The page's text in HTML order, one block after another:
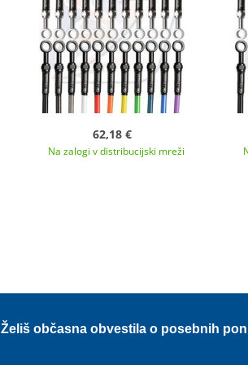
62,18 €
Na zalogi v distribucijski mreži
Želiš občasna obvestila o posebnih